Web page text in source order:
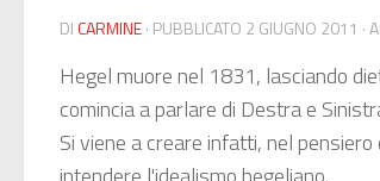
DI CARMINE· PUBBLICATO 2 GIUGNO 2011 ·
Hegel muore nel 1831, lasciando
comincia a parlare di Destra e
Si viene a creare infatti, nel